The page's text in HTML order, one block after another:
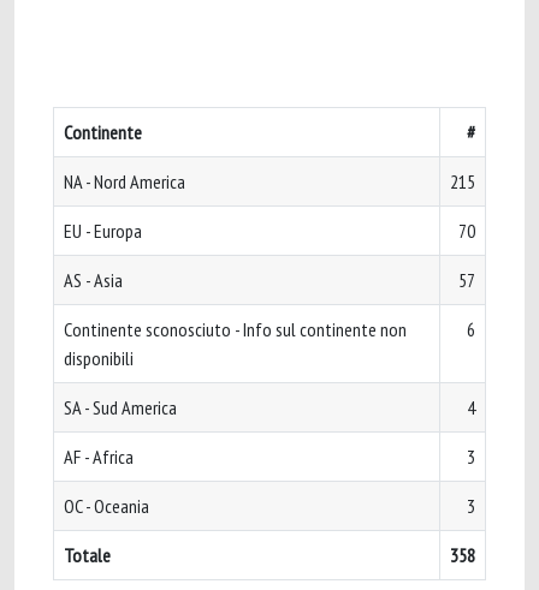
Continente #
NA - Nord America 215
EU - Europa 70
AS - Asia 57
Continente sconosciuto - Info sul continente non
disponibili
6
SA - Sud America 4
AF - Africa 3
OC - Oceania 3
Totale 358